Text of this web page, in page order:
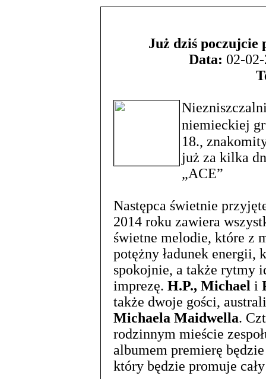
Już dziś poczujcie
Data: 02-
niemieckiej
18.,
już za kilka
„ACE”
Następca świetnie
2014 roku zawiera
świetne melodie, które z
potężny ładunek
spokojnie, a także rytmy
imprezę. H.P., Michael i
także dwoje gości,
Michaela Maidwella.
rodzinnym mieście
albumem premierę
który będzie promuje